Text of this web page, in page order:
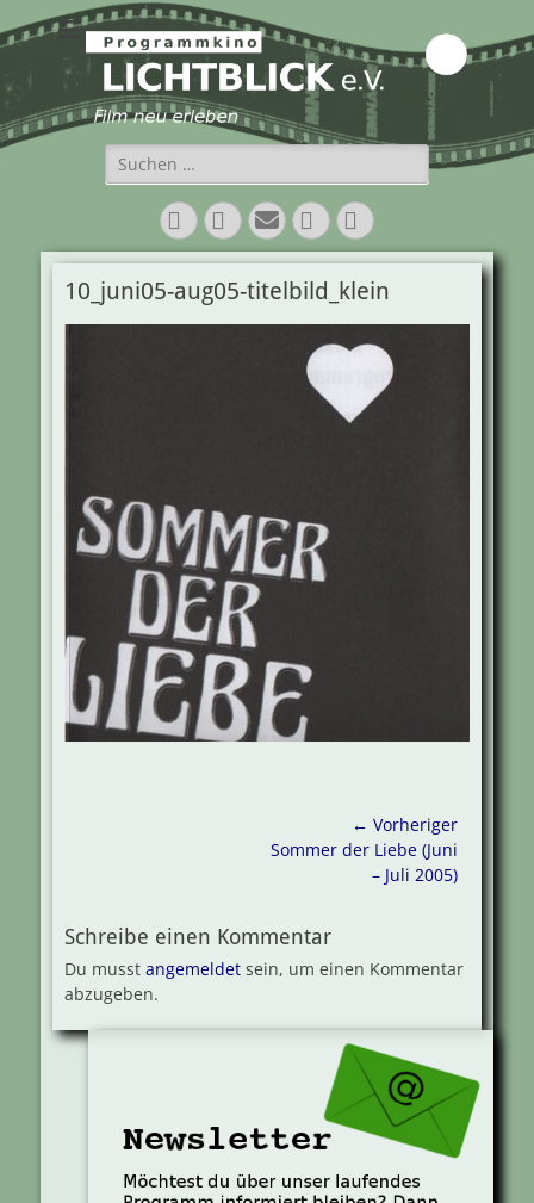
Programmkino
Lichtblick e.V.
Suchen
nach:
Facebook
Twitter
E-
Mail
VimeoInstagram
10_juni05-aug05-titelbild_klein
← Vorheriger
Vorheriger
Sommer der Liebe (Juni
– Juli 2005)
Schreibe einen Kommentar
Du musst angemeldet sein, um einen Kommentar
abzugeben.